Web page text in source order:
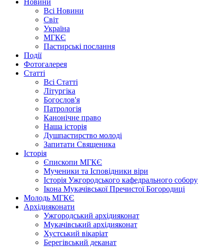
Всі Новини
Світ
Україна
МГКЄ
Пастирські послання
Події
Фотогалерея
Статті
Всі Статті
Літургіка
Богослов'я
Патрологія
Канонічне право
Наша історія
Душпастирство молоді
Запитати Священика
Історія
Єпископи МГКЄ
Мученики та Ісповідники віри
Історія Ужгородського кафедрального собору
Ікона Мукачівської Пречистої Богородиці
Молодь МГКЄ
Архідияконати
Ужгородський архідияконат
Мукачівський архідияконат
Хустський вікаріат
Берегівський деканат